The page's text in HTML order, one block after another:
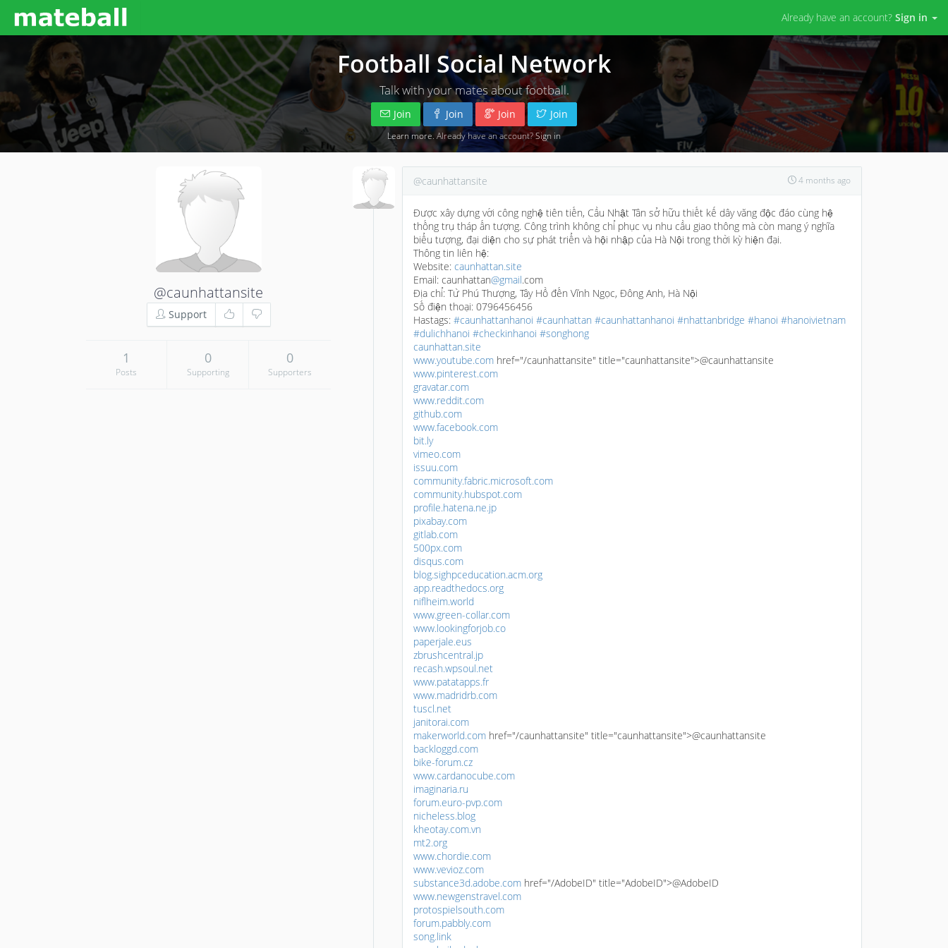
Already have an account? Sign in
Football Social Network
Talk with your mates about football.
Join Join Join Join
Learn more . Already have an account?Sign in
@caunhattansite
Support
1
Posts
0
Supporting
0
Supporters
@caunhattansite 4 months ago
Được xây dựng với công nghệ tiên tiến, Cầu Nhật Tân sở hữu thiết kế dây văng độc đáo cùng hệ
thống trụ tháp ấn tượng. Công trình không chỉ phục vụ nhu cầu giao thông mà còn mang ý nghĩa
biểu tượng, đại diện cho sự phát triển và hội nhập của Hà Nội trong thời kỳ hiện đại.
Thông tin liên hệ:
Website: caunhattan.site
Email: caunhattan@gmail.com
Địa chỉ: Từ Phú Thượng, Tây Hồ đến Vĩnh Ngọc, Đông Anh, Hà Nội
Số điện thoại: 0796456456
Hastags: #caunhattanhanoi #caunhattan #caunhattanhanoi #nhattanbridge #hanoi #hanoivietnam
#dulichhanoi #checkinhanoi #songhong
caunhattan.site
www.youtube.comhref="/caunhattansite" title="caunhattansite">@caunhattansite
www.pinterest.com
gravatar.com
www.reddit.com
github.com
www.facebook.com
bit.ly
vimeo.com
issuu.com
community.fabric.microsoft.com
community.hubspot.com
profile.hatena.ne.jp
pixabay.com
gitlab.com
500px.com
disqus.com
blog.sighpceducation.acm.org
app.readthedocs.org
niflheim.world
www.green-collar.com
www.lookingforjob.co
paperjale.eus
zbrushcentral.jp
recash.wpsoul.net
www.patatapps.fr
www.madridrb.com
tuscl.net
janitorai.com
makerworld.comhref="/caunhattansite" title="caunhattansite">@caunhattansite
backloggd.com
bike-forum.cz
www.cardanocube.com
imaginaria.ru
forum.euro-pvp.com
nicheless.blog
kheotay.com.vn
mt2.org
www.chordie.com
www.vevioz.com
substance3d.adobe.comhref="/AdobeID" title="AdobeID">@AdobeID
www.newgenstravel.com
protospielsouth.com
forum.pabbly.com
song.link